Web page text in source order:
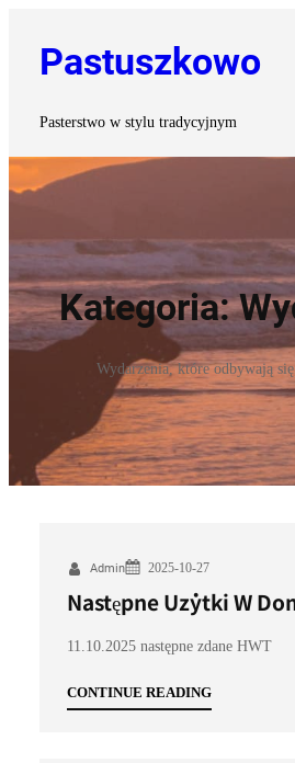
Pastuszkowo
Pasterstwo w stylu tradycyjnym
Kategoria:
Wydarzenia, które odbywają
Admin 2025-10-27
Następne Użytki W
11.10.2025 następne zdane HWT
CONTINUE READING